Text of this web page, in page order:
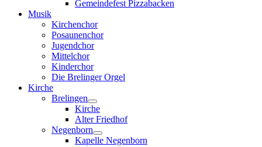
Gemeindefest Pizzabacken
Musik
Kirchenchor
Posaunenchor
Jugendchor
Mittelchor
Kinderchor
Die Brelinger Orgel
Kirche
Brelingen
Kirche
Alter Friedhof
Negenborn
Kapelle Negenborn